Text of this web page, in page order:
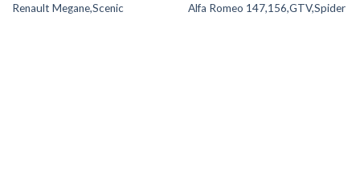
Renault Megane,Scenic Alfa Romeo 147,156,GTV,Spider